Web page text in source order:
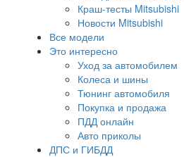
Краш-тесты Mitsubishi
Новости Mitsubishi
Все модели
Это интересно
Уход за автомобилем
Колеса и шины
Тюнинг автомобиля
Покупка и продажа
ПДД онлайн
Авто приколы
ДПС и ГИБДД